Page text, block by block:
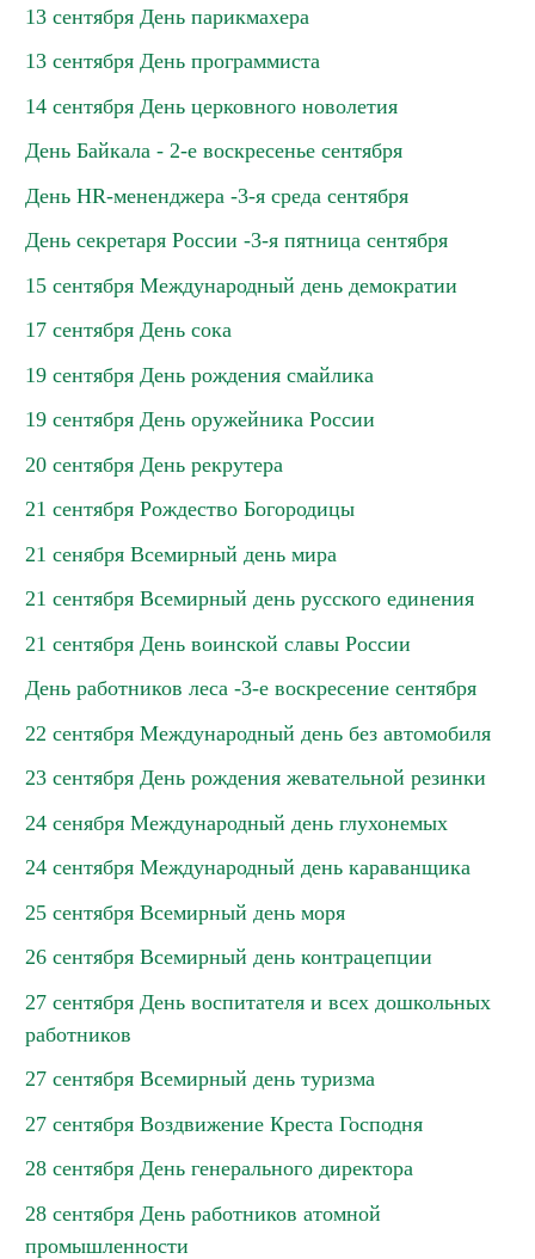
13 сентября День парикмахера
13 сентября День программиста
14 сентября День церковного новолетия
День Байкала - 2-е воскресенье сентября
День HR-мененджера -3-я среда сентября
День секретаря России -3-я пятница сентября
15 сентября Международный день демократии
17 сентября День сока
19 сентября День рождения смайлика
19 сентября День оружейника России
20 сентября День рекрутера
21 сентября Рождество Богородицы
21 сенября Всемирный день мира
21 сентября Всемирный день русского единения
21 сентября День воинской славы России
День работников леса -3-е воскресение сентября
22 сентября Международный день без автомобиля
23 сентября День рождения жевательной резинки
24 сенября Международный день глухонемых
24 сентября Международный день караванщика
25 сентября Всемирный день моря
26 сентября Всемирный день контрацепции
27 сентября День воспитателя и всех дошкольных
работников
27 сентября Всемирный день туризма
27 сентября Воздвижение Креста Господня
28 сентября День генерального директора
28 сентября День работников атомной
промышленности